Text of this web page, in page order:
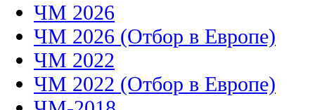
ЧМ 2026
ЧМ 2026 (Отбор в Европе)
ЧМ 2022
ЧМ 2022 (Отбор в Европе)